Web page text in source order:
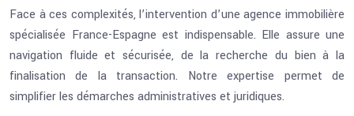
Face à ces complexités, l’intervention d’une agence immobilière
spécialisée France-Espagne est indispensable. Elle assure une
navigation fluide et sécurisée, de la recherche du bien à la
finalisation de la transaction. Notre expertise permet de
simplifier les démarches administratives et juridiques.